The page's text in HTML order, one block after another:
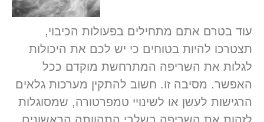
עוד בטרם אתם מתחילים בפעולות הכיבוי,
תצטרכו להיות בטוחים כי יש לכם את היכולות
לגלות את השריפה המתרחשת מוקדם ככל
האפשר. מסיבה זו. חשוב להתקין מערכות גלאים
הרגישות לעשן או לשינויי טמפרטורה, שמסוגלות